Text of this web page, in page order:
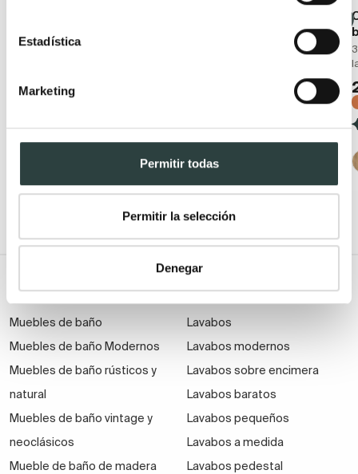
Estadística
Marketing
Permitir todas
Permitir la selección
Denegar
Bruntec Boston
cierre amortiguado
+ 1
encimera de madera
337,59€
(40)
Muebles de baño
Muebles de baño Modernos
Muebles de baño rústicos y
natural
Muebles de baño vintage y
neoclásicos
Mueble de baño de madera
Lavabos
Lavabos modernos
Lavabos sobre encimera
Lavabos baratos
Lavabos pequeños
Lavabos a medida
Lavabos pedestal